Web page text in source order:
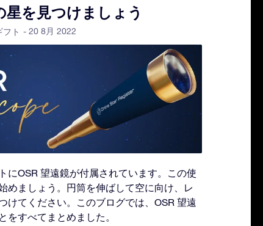
星を見つけましょう
フト - 20 8月 2022
にOSR 望遠鏡が付属されています。この使
めましょう。円筒を伸ばして空に向け、レ
けてください。このブログでは、OSR 望遠
をすべてまとめました。